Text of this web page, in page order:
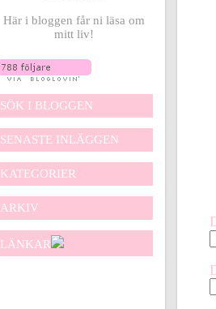
Här i bloggen får ni läsa om
mitt liv!
SÖK I BLOGGEN
SENASTE INLÄGGEN
KATEGORIER
ARKIV
LÄNKAR